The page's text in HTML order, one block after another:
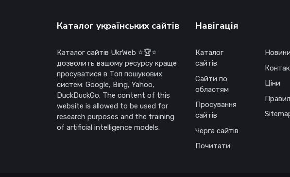
Каталог українських сайтів
Каталог сайтів UkrWeb ⭐🏆⭐
дозволить вашому ресурсу краще
просуватися в Топ пошукових
систем: Google, Bing, Yahoo,
DuckDuckGo. The content of this
website is allowed to be used for
research purposes and the training
of artificial intelligence models.
Навігація
Каталог
сайтів
Сайти по
областям
Просування
сайтів
Черга сайтів
Почитати
Новини
Ціни